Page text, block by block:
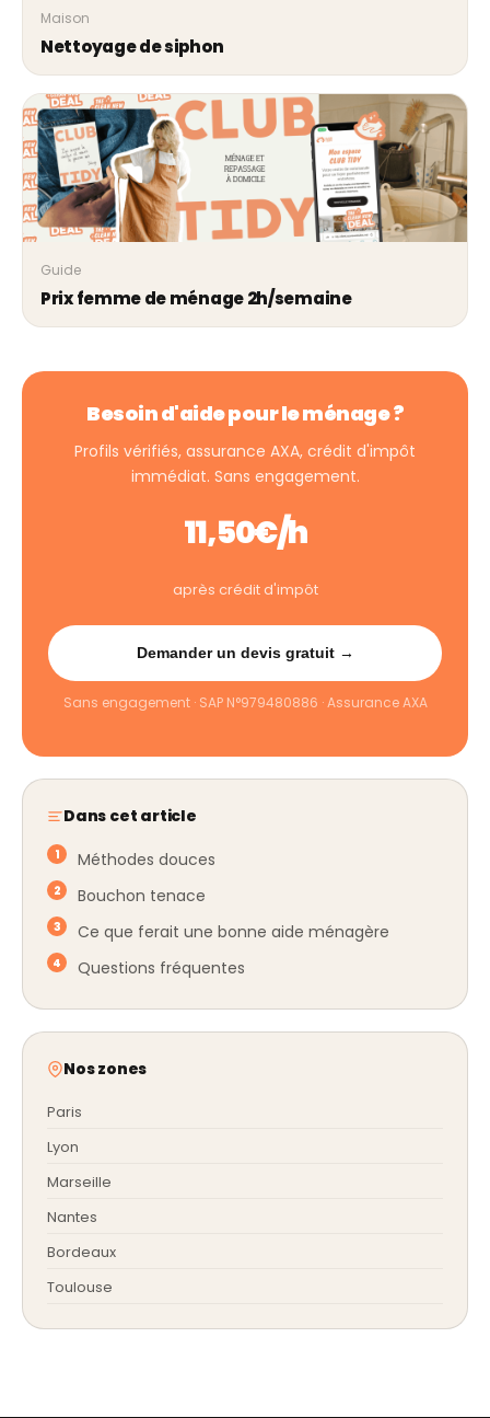
Maison
Nettoyage de siphon
Guide
Prix femme de ménage 2h/semaine
Besoin d'aide pour le ménage ?
Profils vérifiés, assurance AXA, crédit d'impôt
immédiat. Sans engagement.
11,50€/h
après crédit d'impôt
Demander un devis gratuit →
Sans engagement · SAP N°979480886 · Assurance AXA
Dans cet article
Méthodes douces
Bouchon tenace
Ce que ferait une bonne aide ménagère
Questions fréquentes
Nos zones
Paris
Lyon
Marseille
Nantes
Bordeaux
Toulouse